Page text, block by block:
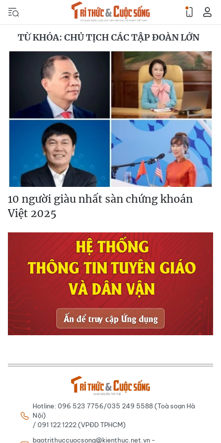
TỪ KHÓA: CHỦ TỊCH CÁC TẬP ĐOÀN LỚN
10 người giàu nhất sàn chứng khoán
Việt 2025
Hotline: 096 523 7756/035 249 5588 (Toà soạn Hà
Nội)
/ 091 122 1222 (VPĐD TPHCM)
baotrithuccuocsong@kienthuc.net.vn -